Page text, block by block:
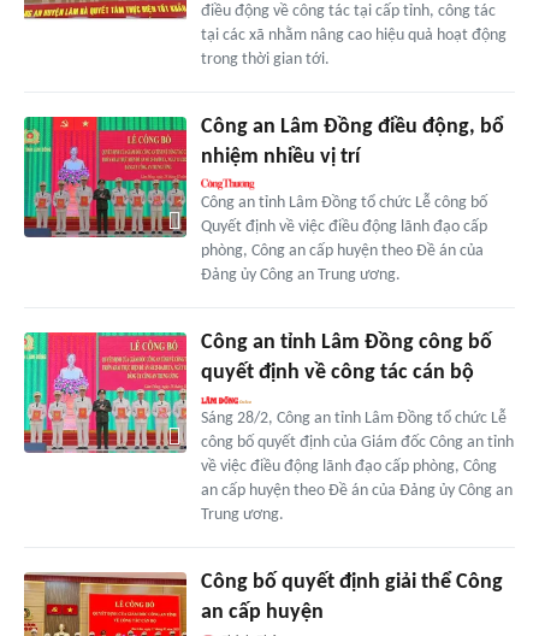
điều động về công tác tại cấp tỉnh, công tác
tại các xã nhằm nâng cao hiệu quả hoạt động
trong thời gian tới.
Công an Lâm Đồng điều động, bổ
nhiệm nhiều vị trí
Công an tỉnh Lâm Đồng tổ chức Lễ công bố
Quyết định về việc điều động lãnh đạo cấp
phòng, Công an cấp huyện theo Đề án của
Đảng ủy Công an Trung ương.
Công an tỉnh Lâm Đồng công bố
quyết định về công tác cán bộ
Sáng 28/2, Công an tỉnh Lâm Đồng tổ chức Lễ
công bố quyết định của Giám đốc Công an tỉnh
về việc điều động lãnh đạo cấp phòng, Công
an cấp huyện theo Đề án của Đảng ủy Công an
Trung ương.
Công bố quyết định giải thể Công
an cấp huyện